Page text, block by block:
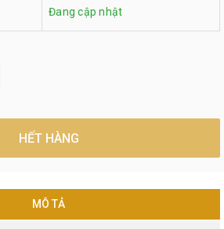
Đang cập nhật
HẾT HÀNG
MÔ TẢ